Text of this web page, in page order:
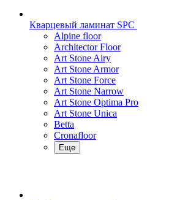
Кварцевый ламинат SPC
Alpine floor
Architector Floor
Art Stone Airy
Art Stone Armor
Art Stone Force
Art Stone Narrow
Art Stone Optima Pro
Art Stone Unica
Betta
Cronafloor
Еще